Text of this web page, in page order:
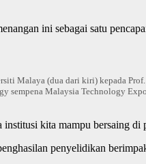
ini sebagai satu
Malaya (dua dari kiri) kepada
sempena Malaysia Technology
kita mampu bersaing di
penyelidikan